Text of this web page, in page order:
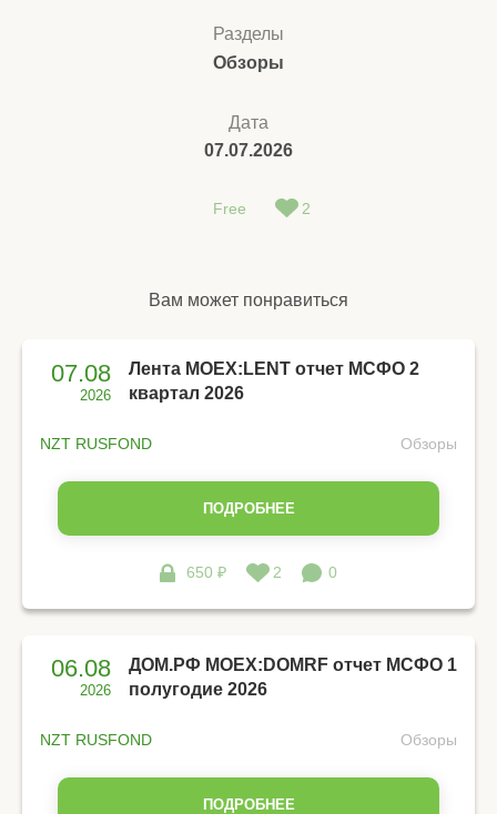
Разделы
Обзоры
Дата
07.07.2026
Free 2
Вам может понравиться
07.08
2026
Лента MOEX:LENT отчет МСФО 2
квартал 2026
NZT RUSFOND Обзоры
ПОДРОБНЕЕ
650 ₽ 2 0
06.08
2026
ДОМ.РФ MOEX:DOMRF отчет МСФО 1
полугодие 2026
NZT RUSFOND Обзоры
ПОДРОБНЕЕ